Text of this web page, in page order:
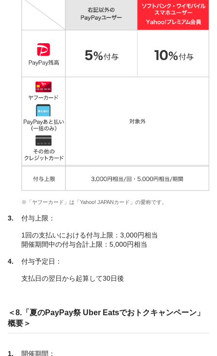
※「ヤフーカード」は「Yahoo! JAPANカード」の愛称です。
付与上限：
1回の支払いにおける付与上限：3,000円相当
開催期間中の付与合計上限：5,000円相当
付与予定日：
支払日の翌日から起算して30日後
＜8.「夏のPayPay祭 Uber Eatsでおトクキャンペーン」
概要＞
開催期間：